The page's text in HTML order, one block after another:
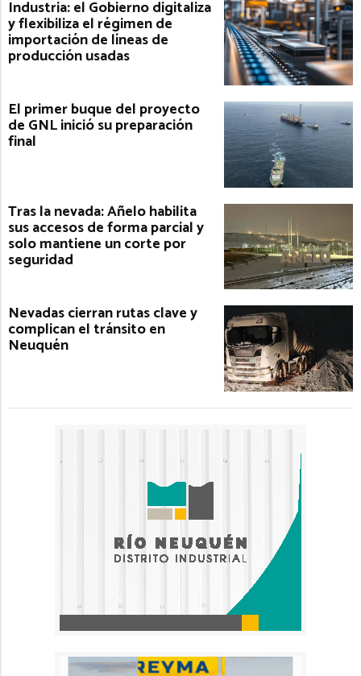
Industria: el Gobierno digitaliza
y flexibiliza el régimen de
importación de líneas de
producción usadas
El primer buque del proyecto
de GNL inició su preparación
final
Tras la nevada: Añelo habilita
sus accesos de forma parcial y
solo mantiene un corte por
seguridad
Nevadas cierran rutas clave y
complican el tránsito en
Neuquén